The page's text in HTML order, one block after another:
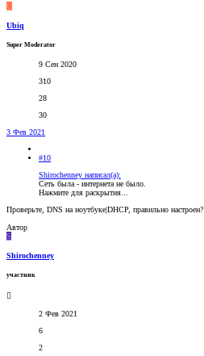
U
Ubiq
Super Moderator
9 Сен 2020
310
28
30
3 Фев 2021
#10
Shirochenney написал(а):
Сеть была - интернета не было.
Нажмите для раскрытия...
Проверьте, DNS на ноутбуке|DHCP, правильно настроен?
Автор
S
Shirochenney
участник
2 Фев 2021
6
2